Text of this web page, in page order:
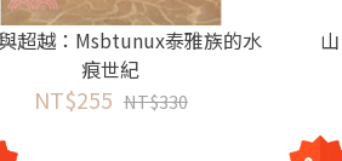
超越：Msbtunux泰雅族的水
痕世紀
NT$255 NT$330